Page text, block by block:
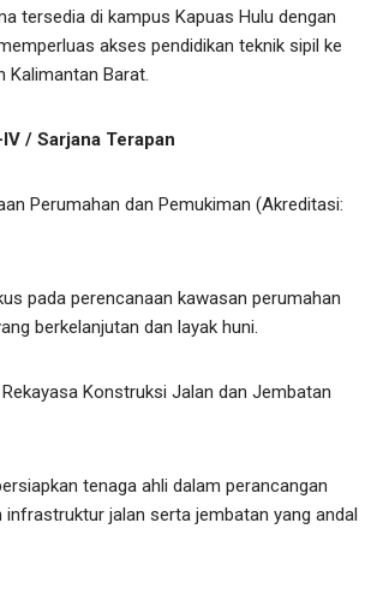
tersedia di kampus Kapuas Hulu dengan
akses pendidikan teknik sipil ke
Kalimantan Barat.
/ Sarjana Terapan
Perumahan dan Pemukiman (Akreditasi:
pada perencanaan kawasan perumahan
berkelanjutan dan layak huni.
Konstruksi Jalan dan Jembatan
tenaga ahli dalam perancangan
infrastruktur jalan serta jembatan yang andal